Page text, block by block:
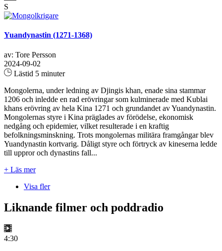
S
Yuandynastin (1271-1368)
av: Tore Persson
2024-09-02
Lästid 5 minuter
Mongolerna, under ledning av Djingis khan, enade sina stammar
1206 och inledde en rad erövringar som kulminerade med Kublai
khans erövring av hela Kina 1271 och grundandet av Yuandynastin.
Mongolernas styre i Kina präglades av förödelse, ekonomisk
nedgång och epidemier, vilket resulterade i en kraftig
befolkningsminskning. Trots mongolernas militära framgångar blev
Yuandynastin kortvarig. Dåligt styre och förtryck av kineserna ledde
till uppror och dynastins fall...
+ Läs mer
Visa fler
Liknande filmer och poddradio
4:30